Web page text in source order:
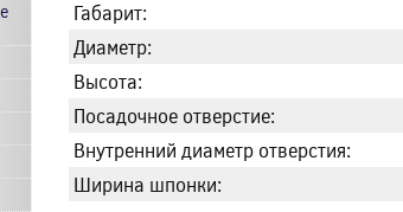
Габарит:
Диаметр:
Высота:
Посадочное отверстие:
Внутренний диаметр отверстия:
Ширина шпонки: